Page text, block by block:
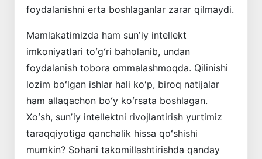
foydalanishni erta boshlaganlar zarar qilmaydi.
Mamlakatimizda ham sunʼiy intellekt
imkoniyatlari toʻgʻri baholanib, undan
foydalanish tobora ommalashmoqda. Qilinishi
lozim boʻlgan ishlar hali koʻp, biroq natijalar
ham allaqachon boʻy koʻrsata boshlagan.
Xoʻsh, sunʼiy intellektni rivojlantirish yurtimiz
taraqqiyotiga qanchalik hissa qoʻshishi
mumkin? Sohani takomillashtirishda qanday